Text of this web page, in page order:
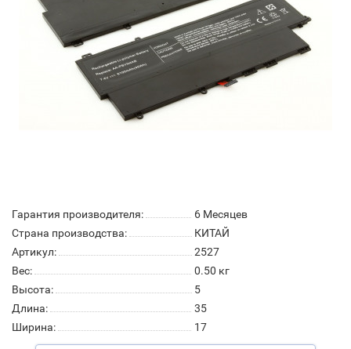
Гарантия производителя:
6 Месяцев
Страна производства:
КИТАЙ
Артикул:
2527
Вес:
0.50 кг
Высота:
5
Длина:
35
Ширина:
17